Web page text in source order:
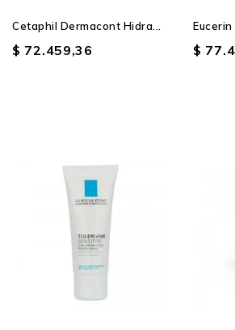
Cetaphil Dermacont Hidra...
$ 72.459,36 $